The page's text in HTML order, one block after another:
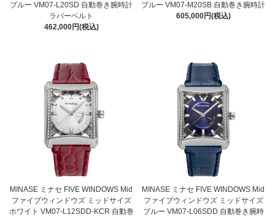
ブルー VM07-L20SD 自動巻き腕時計
ラバーベルト
462,000円(税込)
ブルー VM07-M20SB 自動巻き腕時計
605,000円(税込)
MINASE ミナセ FIVE WINDOWS Mid
ファイブウィンドウズ ミッドサイズ
ホワイト VM07-L12SDD-KCR 自動巻
MINASE ミナセ FIVE WINDOWS Mid
ファイブウィンドウズ ミッドサイズ
ブルー VM07-L06SDD 自動巻き腕時